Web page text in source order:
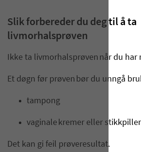
Slik forbereder du deg til å ta
livmorhalsprøven
Ikke ta livmorhalsprøven når du har
Et døgn før prøven bør du unngå
tampong
vaginale kremer eller stikkpiller
Det kan gi feil prøveresultat.